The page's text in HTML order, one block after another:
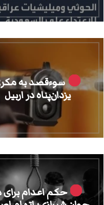
سوءقصد به
یزدان‌پناه در اربیل
حکم اعدام برای